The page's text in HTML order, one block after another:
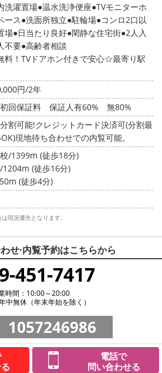
洗濯置場 温水洗浄便座 TVモニターホ
ース 洗面所独立 駐輪場 コンロ2口以
場 日当たり良好 閑静な住宅街 2人入
不要 高齢者相談
料！TVドアホン付きで安心☆最寄り駅
円/2年
回保証料 保証人有60% 無80%
割可能!クレジットカード決済可(分割最
現地待ち合わせでの内覧可能。
/1399m (徒歩18分)
1204m (徒歩16分)
(徒歩4分)
現況優先となります。
せ·内覧予約はこちらから
451-7417
時間：10:00～20:00
中無休（年末年始を除く）
1057246986
電話で
問い合わせる